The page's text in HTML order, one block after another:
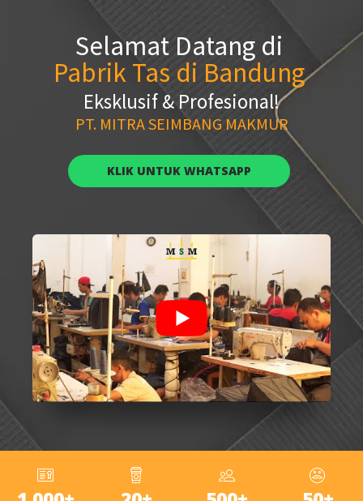
Selamat Datang di
Pabrik Tas di Bandung
Eksklusif & Profesional!
PT. MITRA SEIMBANG MAKMUR
KLIK UNTUK WHATSAPP